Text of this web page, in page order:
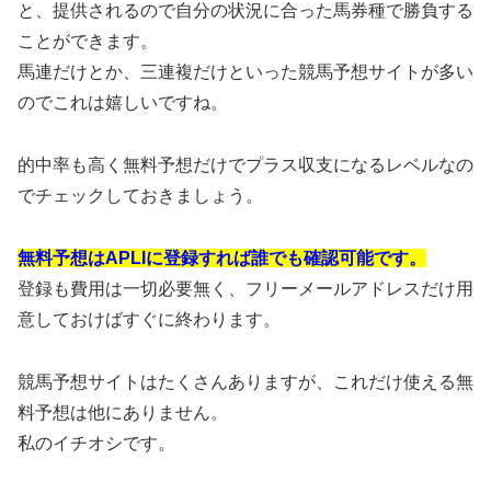
と、提供されるので自分の状況に合った馬券種で勝負する
ことができます。
馬連だけとか、三連複だけといった競馬予想サイトが多い
のでこれは嬉しいですね。
的中率も高く無料予想だけでプラス収支になるレベルなの
でチェックしておきましょう。
無料予想はAPLIに登録すれば誰でも確認可能です。
登録も費用は一切必要無く、フリーメールアドレスだけ用
意しておけばすぐに終わります。
競馬予想サイトはたくさんありますが、これだけ使える無
料予想は他にありません。
私のイチオシです。